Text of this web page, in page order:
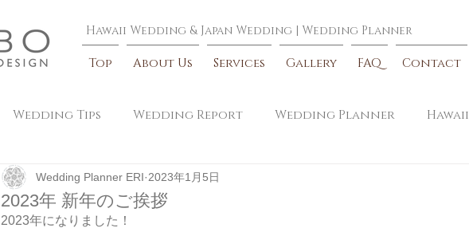
​Hawaii Wedding & Japan Wedding | Wedding Planner
Top About Us Services Gallery FAQ Contact
Wedding Tips Wedding Report Wedding Planner Hawaii
2023年 新年のご挨拶
Wedding Planner ERI 2023年1月5日
2023年になりました！